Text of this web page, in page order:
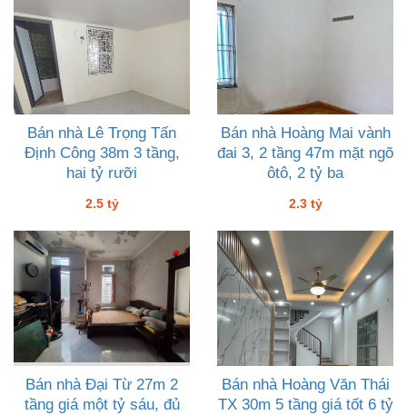
Bán nhà Lê Trọng Tấn
Định Công 38m 3 tầng,
hai tỷ rưỡi
2.5 tỷ
Bán nhà Hoàng Mai vành
đai 3, 2 tầng 47m mặt ngõ
ôtô, 2 tỷ ba
2.3 tỷ
Bán nhà Đại Từ 27m 2
tầng giá một tỷ sáu, đủ
Bán nhà Hoàng Văn Thái
TX 30m 5 tầng giá tốt 6 tỷ